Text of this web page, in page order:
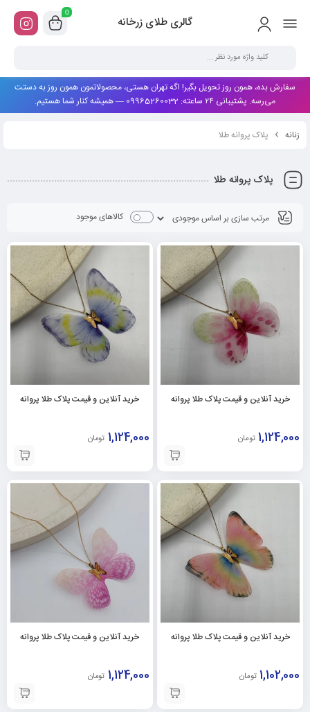
گالری طلای زرخانه
0
سفارش بده، همون روز تحویل بگیر! اگه تهران هستی، محصولاتمون همون روز به دستت
می‌رسه. پشتیبانی ۲۴ ساعته: 09965260032 — همیشه کنار شما هستیم.
زنانه پلاک پروانه طلا
پلاک پروانه طلا
کالاهای موجود
خرید آنلاین و قیمت پلاک طلا پروانه
1,124,000 تومان
خرید آنلاین و قیمت پلاک طلا پروانه
1,124,000 تومان
خرید آنلاین و قیمت پلاک طلا پروانه
1,102,000 تومان
خرید آنلاین و قیمت پلاک طلا پروانه
1,124,000 تومان